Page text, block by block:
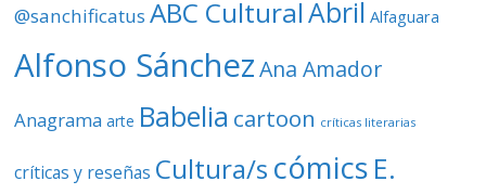
e
@sanchificatus ABC CulturalAbril Alfaguara
Alfonso Sánchez Ana Amador
Anagrama arte Babelia cartoon críticas literarias
críticas y reseñas Cultura/s cómics E.